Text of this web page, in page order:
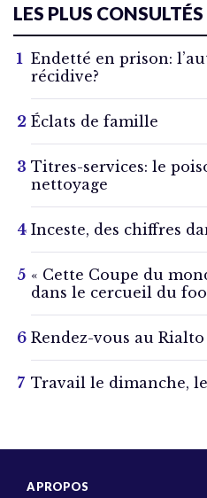
LES PLUS CONSULTÉS
Endetté en prison:
récidive?
Éclats de famille
Titres-services: le
nettoyage
Inceste, des chiffres
« Cette Coupe du
dans le cercueil du
Rendez-vous au Rialto
Travail le dimanche,
A PROPOS